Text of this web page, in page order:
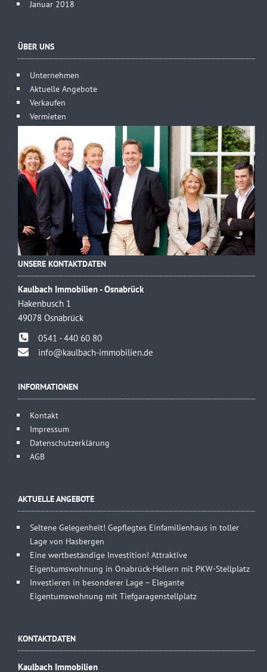
Januar 2018
ÜBER UNS
Unternehmen
Aktuelle Angebote
Verkaufen
Vermieten
UNSERE KONTAKTDATEN
Kaulbach Immobilien - Osnabrück
Hakenbusch 1
49078 Osnabrück
0541 - 440 60 80
info@kaulbach-immobilien.de
INFORMATIONEN
Kontakt
Impressum
Datenschutzerklärung
AGB
AKTUELLE ANGEBOTE
Seltene Gelegenheit! Gepflegtes Einfamilienhaus in toller
Lage von Hasbergen
Eine wertbeständige Investition! Attraktive
Eigentumswohnung in Onabrück-Hellern mit PKW-Stellplatz
Investieren in besonderer Lage – Elegante
Eigentumswohnung mit Tiefgaragenstellplatz
KONTAKTDATEN
Kaulbach Immobilien